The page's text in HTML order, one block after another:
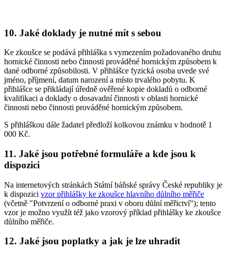
10. Jaké doklady je nutné mít s sebou
Ke zkoušce se podává přihláška s vymezením požadovaného druhu
hornické činnosti nebo činnosti prováděné hornickým způsobem k
dané odborné způsobilosti. V přihlášce fyzická osoba uvede své
jméno, příjmení, datum narození a místo trvalého pobytu. K
přihlášce se přikládají úředně ověřené kopie dokladů o odborné
kvalifikaci a doklady o dosavadní činnosti v oblasti hornické
činnosti nebo činnosti prováděné hornickým způsobem.
S přihláškou dále žadatel předloží kolkovou známku v hodnotě 1
000 Kč.
11. Jaké jsou potřebné formuláře a kde jsou k
dispozici
Na internetových stránkách Státní báňské správy České republiky je
k dispozici vzor přihlášky ke zkoušce hlavního důlního měřiče
(včetně "Potvrzení o odborné praxi v oboru důlní měřictví"); tento
vzor je možno využít též jako vzorový příklad přihlášky ke zkoušce
důlního měřiče.
12. Jaké jsou poplatky a jak je lze uhradit